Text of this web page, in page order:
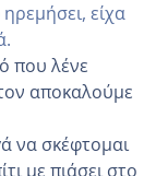
είχα
που λένε
αποκαλούμε
να σκέφτομαι
με πιάσει στο